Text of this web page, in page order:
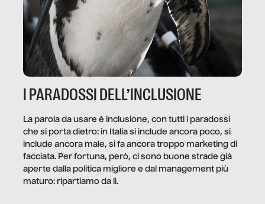
I PARADOSSI DELL’INCLUSIONE
La parola da usare è inclusione, con tutti i paradossi
che si porta dietro: in Italia si include ancora poco, si
include ancora male, si fa ancora troppo marketing di
facciata. Per fortuna, però, ci sono buone strade già
aperte dalla politica migliore e dal management più
maturo: ripartiamo da lì.